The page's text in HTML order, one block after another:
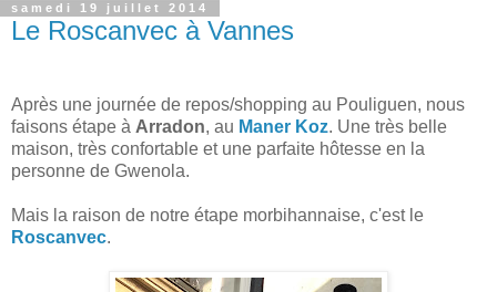
samedi 19 juillet 2014
Le Roscanvec à Vannes
Après une journée de repos/shopping au Pouliguen, nous
faisons étape à Arradon, au Maner Koz. Une très belle
maison, très confortable et une parfaite hôtesse en la
personne de Gwenola.
Mais la raison de notre étape morbihannaise, c'est le
Roscanvec.